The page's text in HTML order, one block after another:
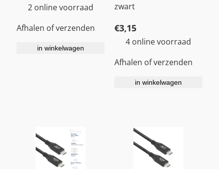
2 online voorraad
Afhalen of verzenden
in winkelwagen
zwart
€3,15
4 online voorraad
Afhalen of verzenden
in winkelwagen